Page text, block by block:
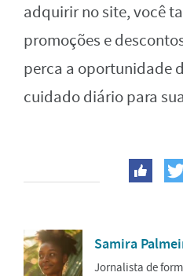
adquirir no site, você
promoções e
perca a oportunidade
cuidado diário para
Samira
Jornalista de